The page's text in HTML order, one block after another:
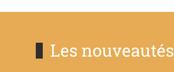
Les nouveautés